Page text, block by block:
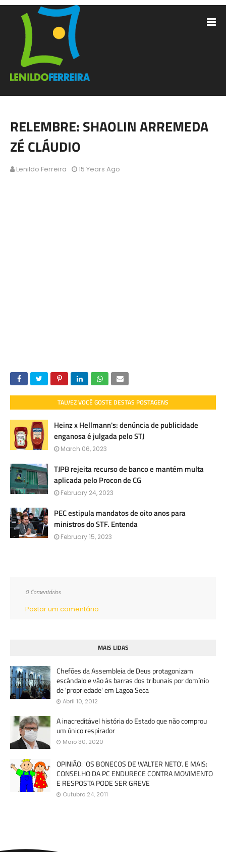
RELEMBRE: SHAOLIN ARREMEDA
ZÉ CLÁUDIO
Lenildo Ferreira 15 Years Ago
TALVEZ VOCÊ GOSTE DESTAS POSTAGENS
Heinz x Hellmann's: denúncia de publicidade
enganosa é julgada pelo STJ
March 06, 2023
TJPB rejeita recurso de banco e mantém multa
aplicada pelo Procon de CG
February 24, 2023
PEC estipula mandatos de oito anos para
ministros do STF. Entenda
February 15, 2023
0 Comentários
Postar um comentário
MAIS LIDAS
Chefões da Assembleia de Deus protagonizam
escândalo e vão às barras dos tribunais por domínio
de 'propriedade' em Lagoa Seca
Abril 10, 2012
A inacreditável história do Estado que não comprou
um único respirador
Maio 30, 2020
OPINIÃO: 'OS BONECOS DE WALTER NETO'. E MAIS:
CONSELHO DA PC ENDURECE CONTRA MOVIMENTO
E RESPOSTA PODE SER GREVE
Outubro 24, 2011